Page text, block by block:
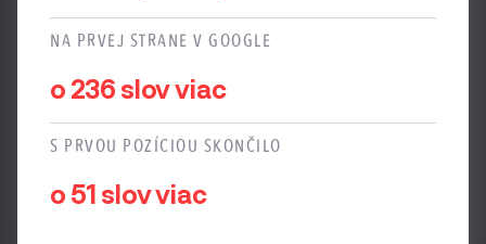
NA PRVEJ STRANE V GOOGLE
o 236 slov viac
S PRVOU POZÍCIOU SKONČILO
o 51 slov viac